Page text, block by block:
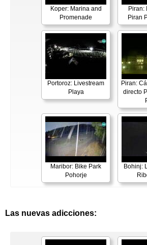
Koper: Marina and
Promenade
Piran:
Piran
Portoroz: Livestream
Playa
Piran:
directo
Maribor: Bike Park
Pohorje
Bohinj:
Las nuevas adicciones: